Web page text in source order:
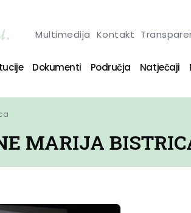
Multimedija Kontakt
Dokumenti Područja Natječaji
MARIJA